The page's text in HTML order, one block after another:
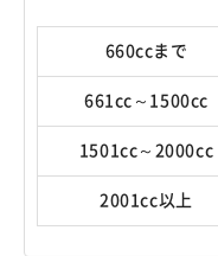
660ccまで
661cc～1500cc
1501cc～2000cc
2001cc以上